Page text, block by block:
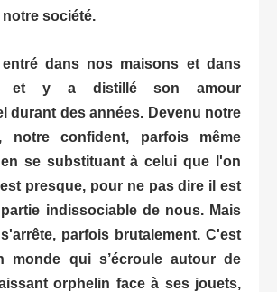
notre société.
entré dans nos maisons et dans
et y a distillé son amour
durant des années. Devenu notre
notre confident, parfois même
se substituant à celui que l'on
presque, pour ne pas dire il est
indissociable de nous. Mais
parfois brutalement. C'est
monde qui s’écroule autour de
orphelin face à ses jouets,